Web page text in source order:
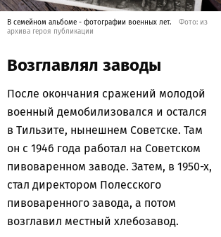
В семейном альбоме - фотографии военных лет.
Фото: из
архива героя публикации
Возглавлял заводы
После окончания сражений молодой
военный демобилизовался и остался
в Тильзите, нынешнем Советске. Там
он с 1946 года работал на Советском
пивоваренном заводе. Затем, в 1950-х,
стал директором Полесского
пивоваренного завода, а потом
возглавил местный хлебозавод.